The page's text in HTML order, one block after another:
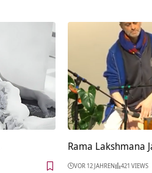
Rama Lakshmana
VOR 12 JAHREN 421 VIEWS